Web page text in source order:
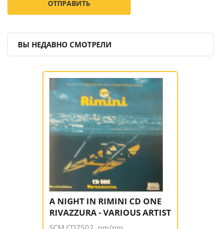
ВЫ НЕДАВНО СМОТРЕЛИ
A NIGHT IN RIMINI CD ONE
RIVAZZURA - VARIOUS ARTIST